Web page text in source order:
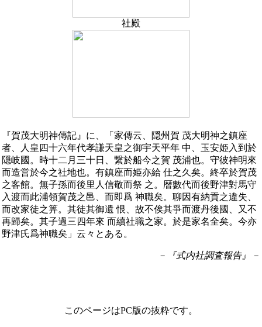
社殿
『賀茂大明神傳記』に、「家傳云、隠州賀 茂大明神之鎮座
者、人皇四十六年代孝謙天皇之御宇天平年 中、玉安姫入到於
隠岐國。時十二月三十日、繋於船今之賀 茂浦也。守彼神明來
而造営於今之社地也。有鎮座而姫亦給 仕之久矣。終卒於賀茂
之客館。無子孫而後里人信敬而祭 之。暦數代而後野津對馬守
入渡而此浦領賀茂之邑、而即爲 神職矣。聊因有納貢之違失、
而改家徒之筭。其徒其御遺 恨、故不俟其爭而渡丹後國、又不
再歸矣。其子過三四年來 而續社職之家。於是家名全矣。今亦
野津氏爲神職矣」云々とある。
－『式内社調査報告』－
このページはPC版の抜粋です。